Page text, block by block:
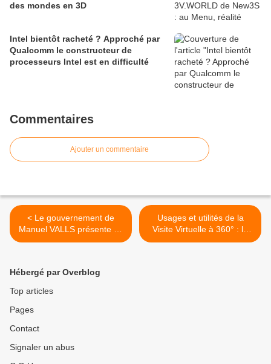
des mondes en 3D
Intel bientôt racheté ? Approché par
Qualcomm le constructeur de
processeurs Intel est en difficulté
Commentaires
Ajouter un commentaire
< Le gouvernement de
Manuel VALLS présente sa
stratégie numérique pour la
Usages et utilités de la
Visite Virtuelle à 360° : le
cas B'360 >
Hébergé par Overblog
Top articles
Pages
Contact
Signaler un abus